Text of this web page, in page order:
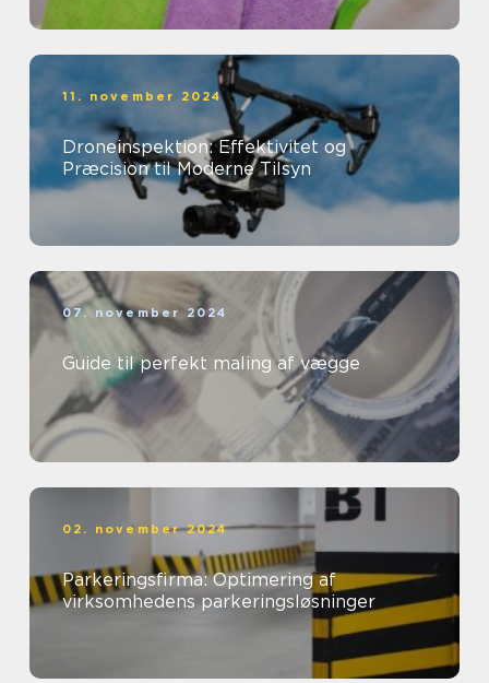
11. november 2024
Droneinspektion: Effektivitet og
Præcision til Moderne Tilsyn
07. november 2024
Guide til perfekt maling af vægge
02. november 2024
Parkeringsfirma: Optimering af
virksomhedens parkeringsløsninger